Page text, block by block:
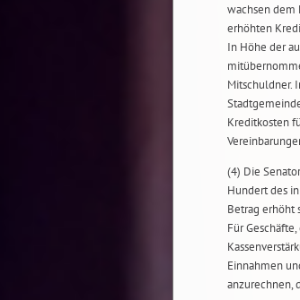
wachsen dem
erhöhten
In Höhe der
Mitschuldner.
Kreditkosten
(4) Die
Hundert des in
Betrag erhöht
Für
Einnahmen
anzurechnen,